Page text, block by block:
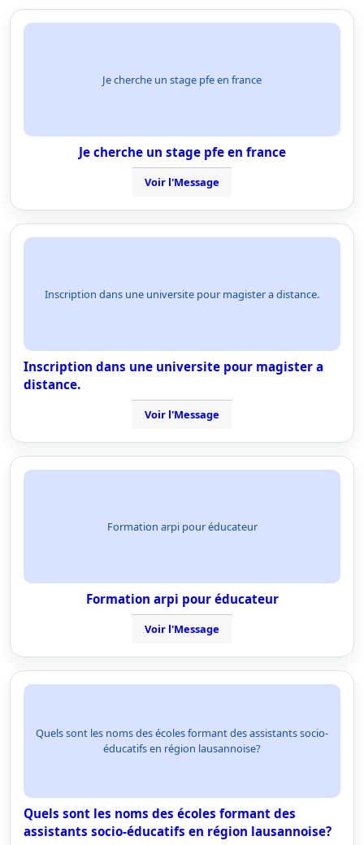
Je cherche un stage pfe en france
Je cherche un stage pfe en france
Voir l'Message
Inscription dans une universite pour magister a distance.
Inscription dans une universite pour magister a
distance.
Voir l'Message
Formation arpi pour éducateur
Formation arpi pour éducateur
Voir l'Message
Quels sont les noms des écoles formant des assistants socio-
éducatifs en région lausannoise?
Quels sont les noms des écoles formant des
assistants socio-éducatifs en région lausannoise?